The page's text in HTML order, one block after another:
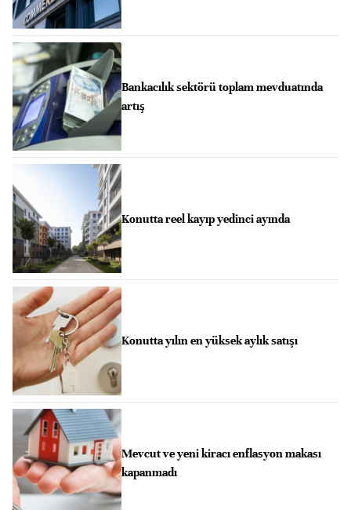
Bankacılık sektörü toplam mevduatında
artış
Konutta reel kayıp yedinci ayında
Konutta yılın en yüksek aylık satışı
Mevcut ve yeni kiracı enflasyon makası
kapanmadı